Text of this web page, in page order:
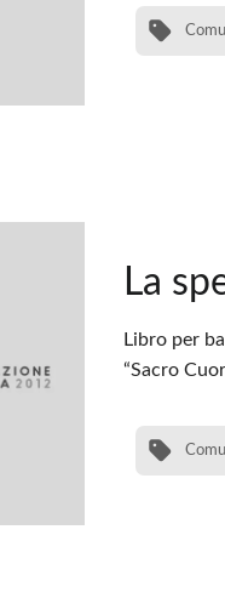
La
Libro per
“Sacro